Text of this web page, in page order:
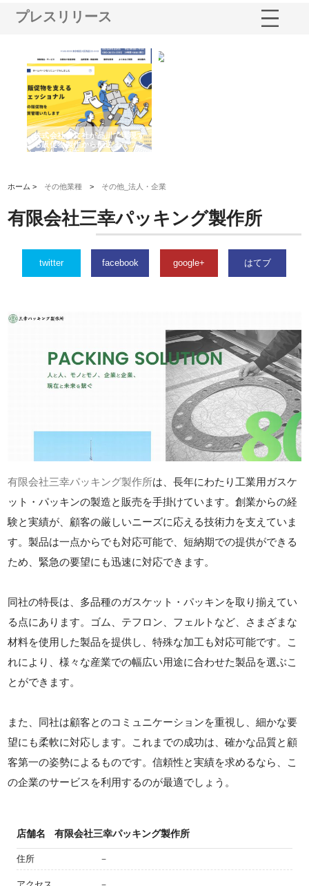
プレスリリース
株式会社耕文社が品川で実現す
る販促物製作から配送までワン
ストップ対応
ホーム > その他業種 > その他_法人・企業
有限会社三幸パッキング製作所
twitter facebook google+ はてブ
有限会社三幸パッキング製作所は、長年にわたり工業用ガスケ
ット・パッキンの製造と販売を手掛けています。創業からの経
験と実績が、顧客の厳しいニーズに応える技術力を支えていま
す。製品は一点からでも対応可能で、短納期での提供ができる
ため、緊急の要望にも迅速に対応できます。
同社の特長は、多品種のガスケット・パッキンを取り揃えてい
る点にあります。ゴム、テフロン、フェルトなど、さまざまな
材料を使用した製品を提供し、特殊な加工も対応可能です。こ
れにより、様々な産業での幅広い用途に合わせた製品を選ぶこ
とができます。
また、同社は顧客とのコミュニケーションを重視し、細かな要
望にも柔軟に対応します。これまでの成功は、確かな品質と顧
客第一の姿勢によるものです。信頼性と実績を求めるなら、こ
の企業のサービスを利用するのが最適でしょう。
店舗名 有限会社三幸パッキング製作所
住所 －